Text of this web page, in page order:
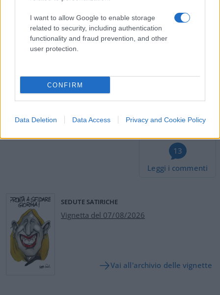
I want to allow Google to enable storage
related to security, including authentication
functionality and fraud prevention, and other
user protection.
CONFIRM
Data Deletion Data Access Privacy and Cookie Policy
13
Leggi i commenti
SEDUTE SATIRICHE
Vignetta del 07/08/2026
Vai all'archivio delle vignette